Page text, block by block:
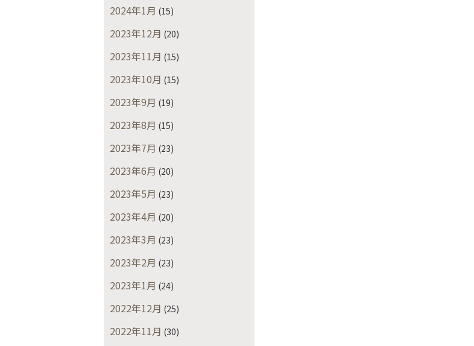
2024年1月 (15)
2023年12月 (20)
2023年11月 (15)
2023年10月 (15)
2023年9月 (19)
2023年8月 (15)
2023年7月 (23)
2023年6月 (20)
2023年5月 (23)
2023年4月 (20)
2023年3月 (23)
2023年2月 (23)
2023年1月 (24)
2022年12月 (25)
2022年11月 (30)